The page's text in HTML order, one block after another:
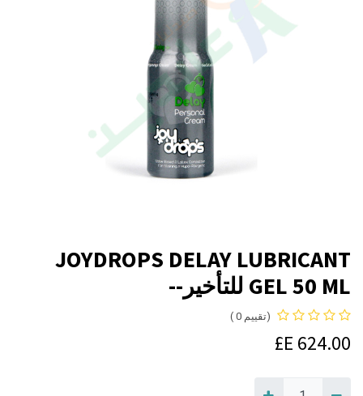
JOYDROPS DELAY LUBRICANT
GEL 50 ML للتأخير--
(تقييم 0 )
624.00